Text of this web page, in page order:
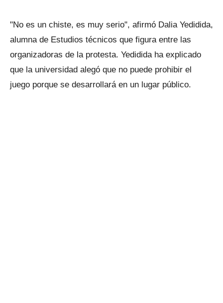
"No es un chiste, es muy serio", afirmó Dalia Yedidida,
alumna de Estudios técnicos que figura entre las
organizadoras de la protesta. Yedidida ha explicado
que la universidad alegó que no puede prohibir el
juego porque se desarrollará en un lugar público.